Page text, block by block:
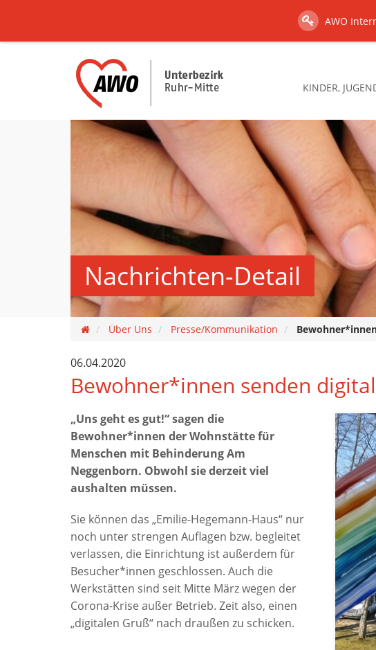
AWO
KINDER,
Nachrichten-Detail
Über Uns Presse/Kommunikation
06.04.2020
Bewohner*innen senden
„Uns geht es gut!“ sagen die
Bewohner*innen der Wohnstätte für
Menschen mit Behinderung Am
Neggenborn. Obwohl sie derzeit viel
aushalten müssen.
Sie können das „Emilie-Hegemann-Haus“ nur
noch unter strengen Auflagen bzw. begleitet
verlassen, die Einrichtung ist außerdem für
Besucher*innen geschlossen. Auch die
Werkstätten sind seit Mitte März wegen der
Corona-Krise außer Betrieb. Zeit also, einen
„digitalen Gruß“ nach draußen zu schicken.